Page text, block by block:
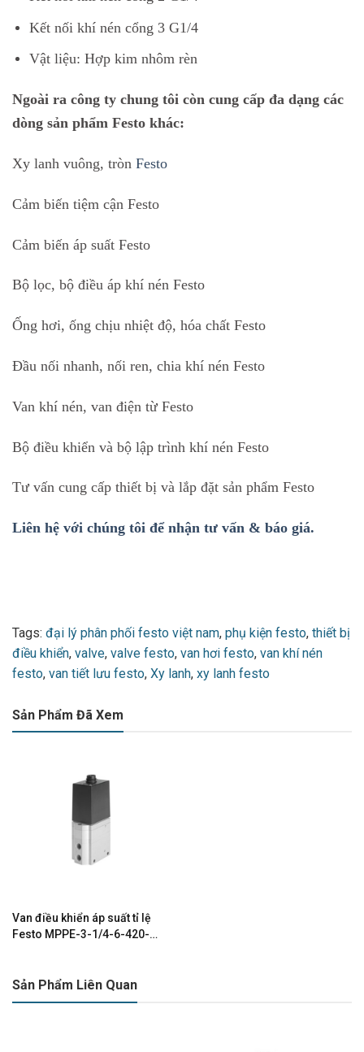
Kết nối khí nén cổng 3 G1/4
Vật liệu: Hợp kim nhôm rèn
Ngoài ra công ty chung tôi còn cung cấp đa dạng các
dòng sản phẩm Festo khác:
Xy lanh vuông, tròn Festo
Cảm biến tiệm cận Festo
Cảm biến áp suất Festo
Bộ lọc, bộ điều áp khí nén Festo
Ống hơi, ống chịu nhiệt độ, hóa chất Festo
Đầu nối nhanh, nối ren, chia khí nén Festo
Van khí nén, van điện từ Festo
Bộ điều khiển và bộ lập trình khí nén Festo
Tư vấn cung cấp thiết bị và lắp đặt sản phẩm Festo
Liên hệ với chúng tôi để nhận tư vấn & báo giá.
Tags: đại lý phân phối festo việt nam, phụ kiện festo, thiết bị
điều khiển, valve, valve festo, van hơi festo, van khí nén
festo, van tiết lưu festo, Xy lanh, xy lanh festo
Sản Phẩm Đã Xem
Van điều khiển áp suất tỉ lệ
Festo MPPE-3-1/4-6-420-B
Sản Phẩm Liên Quan